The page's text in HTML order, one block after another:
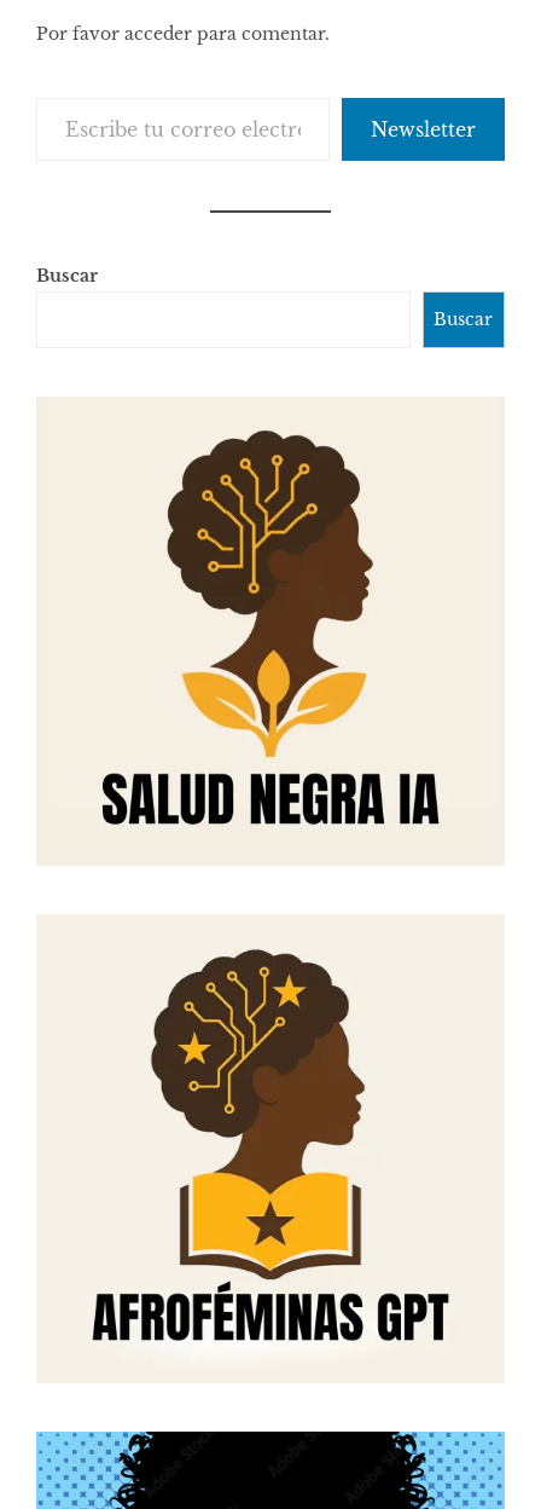
Por favor acceder para comentar.
Newsletter
Buscar
Buscar